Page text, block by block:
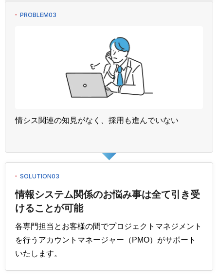
PROBLEM03
情シス関連の知見がなく、採用も進んでいない
SOLUTION03
情報システム関係のお悩み事は全て引き受
けることが可能
各専門担当とお客様の間でプロジェクトマネジメント
を行うアカウントマネージャー（PMO）がサポート
いたします。